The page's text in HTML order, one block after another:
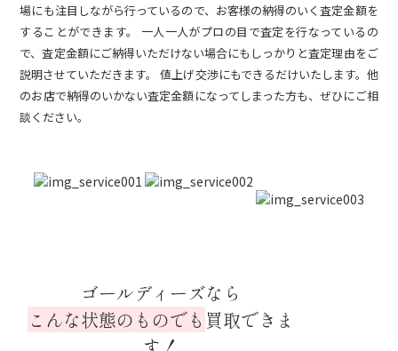
場にも注目しながら行っているので、お客様の納得のいく査定金額を
することができます。 一人一人がプロの目で査定を行なっているの
で、査定金額にご納得いただけない場合にもしっかりと査定理由をご
説明させていただきます。 値上げ交渉にもできるだけいたします。他
のお店で納得のいかない査定金額になってしまった方も、ぜひにご相
談ください。
ゴールディーズなら
こんな状態のものでも 買取できま